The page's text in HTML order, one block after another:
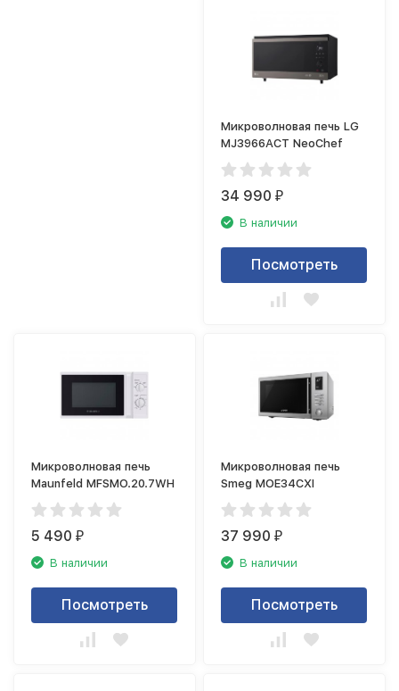
Микроволновая печь LG
MJ3966ACT NeoChef
34 990₽
В наличии
Посмотреть
Микроволновая печь
Maunfeld MFSMO.20.7WH
5 490₽
В наличии
Посмотреть
Микроволновая печь
Smeg MOE34CXI
37 990₽
В наличии
Посмотреть